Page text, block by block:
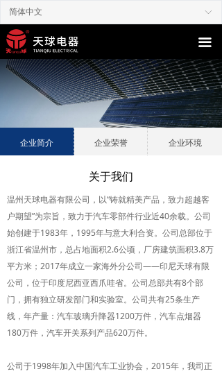
끀
ꀅ
简体中文
关于我们
温州天球电器有限公司，以“铸就精美产品，致力超越客
户期望”为宗旨，致力于汽车零部件行业近40余载。公司
始创建于1983年，1995年与意大利合资。公司总部位于
浙江省温州市，总占地面积2.6公顷，厂房建筑面积3.8万
平方米；2017年成立一家海外分公司——印尼天球有限
公司，位于印度尼西亚西爪哇省。公司总部共有8个部
门，拥有独立研发部门和实验室。公司共有25条生产
线，年产量：汽车玻璃升降器1200万件，汽车点烟器
180万件，汽车开关系列产品620万件。
公司于1998年加入中国汽车工业协会，2015年，我司正
企业简介 企业荣誉 企业环境